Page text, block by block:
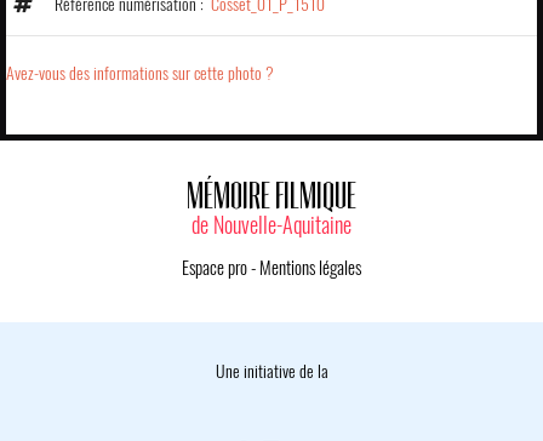
Avez-vous des informations sur cette photo ?
MÉMOIRE FILMIQUE
de Nouvelle-Aquitaine
Espace pro- Mentions légales
Une initiative de la